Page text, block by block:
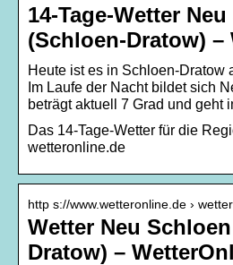
14-Tage-Wetter
(Schloen-Dratow) –
Heute ist es in Schloen-Dratow
Im Laufe der Nacht bildet sich
beträgt aktuell 7 Grad und geht
Das 14-Tage-Wetter für die
wetteronline.de
http s://www.wetteronline.de ›
Wetter Neu
Dratow) –